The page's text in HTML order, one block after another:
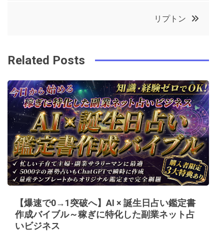
k
t
ビ
ゲ
ー
シ
ョ
ン
リプトン
Related Posts
【爆速で0→1突破へ】AI × 誕生日占い鑑定書
作成バイブル～稼ぎに特化した副業ネット占
いビジネス